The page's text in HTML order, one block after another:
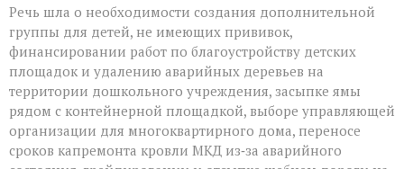
приём
жителей
Речь шла о необходимости создания дополнительной
группы для детей, не имеющих прививок,
финансировании работ по благоустройству детских
площадок и удалению аварийных деревьев на
территории дошкольного учреждения, засыпке ямы
рядом с контейнерной площадкой, выборе управляющей
организации для многоквартирного дома, переносе
сроков капремонта кровли МКД из‑за аварийного